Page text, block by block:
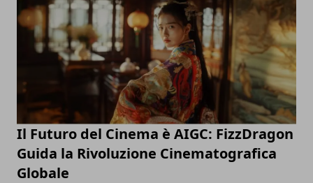
Il Futuro del Cinema è AIGC: FizzDragon
Guida la Rivoluzione Cinematografica
Globale